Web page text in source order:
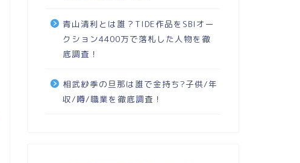
青山清利とは誰？TIDE作品をSBIオー
クション4400万で落札した人物を徹
底調査！
相武紗季の旦那は誰で金持ち?子供/年
収/噂/職業を徹底調査！